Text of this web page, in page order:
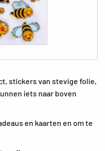
stickers van stevige folie,
iets naar boven
en kaarten en om te